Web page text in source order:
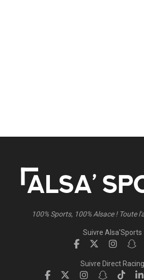
100% Sports, 100% Alsace ! Toute
Suivre Alsa'Sports :
Suivre Direct